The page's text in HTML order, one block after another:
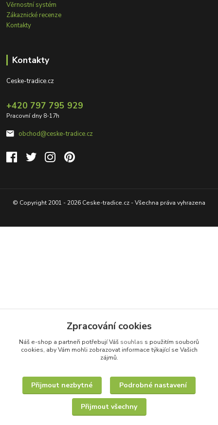
Věrnostní systém
Zákaznické recenze
Kontakty
Kontakty
Ceske-tradice.cz
+420 797 795 929
Pracovní dny 8-17h
obchod@ceske-tradice.cz
© Copyright 2001 - 2026 Ceske-tradice.cz - Všechna práva vyhrazena
Zpracování cookies
Náš e-shop a partneři potřebují Váš souhlas s použitím souborů
cookies, aby Vám mohli zobrazovat informace týkající se Vašich
zájmů.
Přijmout nezbytné Podrobné nastavení
Přijmout všechny